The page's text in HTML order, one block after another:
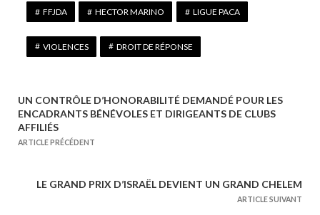
FFJDA
HECTOR MARINO LIGUE PACA
VIOLENCES DROIT DE RÉPONSE
N
a
v
UN CONTRÔLE D’HONORABILITÉ DEMANDÉ POUR LES
ENCADRANTS BÉNÉVOLES ET DIRIGEANTS DE CLUBS
AFFILIÉS
ARTICLE PRÉCÉDENT
LE GRAND PRIX D’ISRAËL DEVIENT UN GRAND CHELEM
ARTICLE SUIVANT